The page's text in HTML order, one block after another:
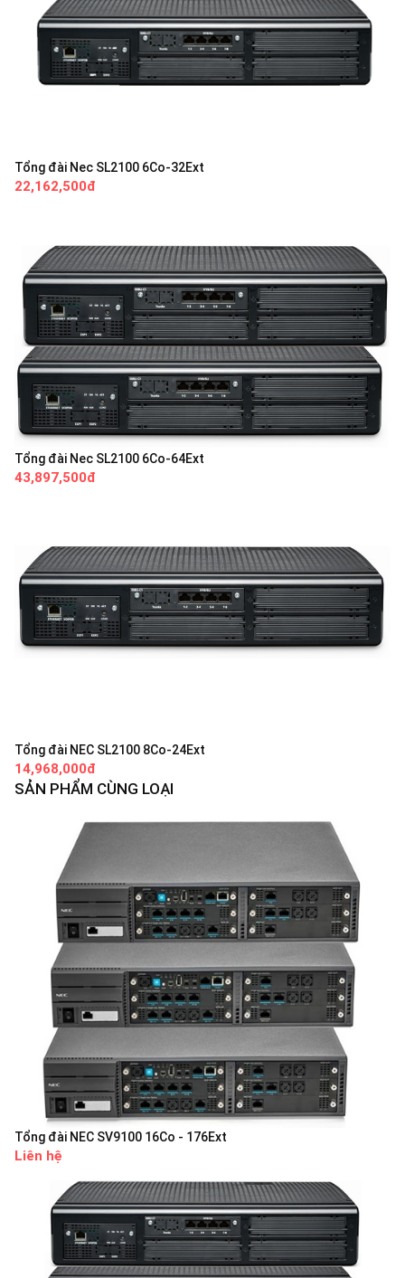
Tổng đài Nec SL2100 6Co-32Ext
22,162,500đ
Tổng đài Nec SL2100 6Co-64Ext
43,897,500đ
Tổng đài NEC SL2100 8Co-24Ext
14,968,000đ
SẢN PHẨM CÙNG LOẠI
Tổng đài NEC SV9100 16Co - 176Ext
Liên hệ